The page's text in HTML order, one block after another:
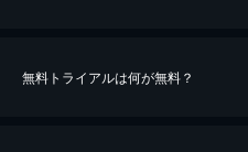
無料トライアルは何が無料？